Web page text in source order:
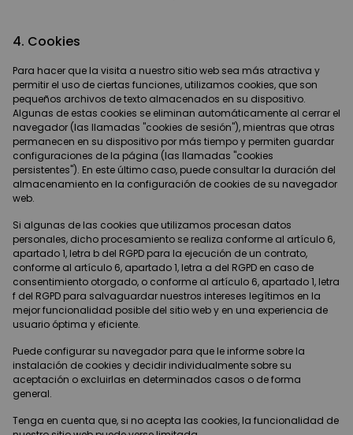
4. Cookies
Para hacer que la visita a nuestro sitio web sea más atractiva y
permitir el uso de ciertas funciones, utilizamos cookies, que son
pequeños archivos de texto almacenados en su dispositivo.
Algunas de estas cookies se eliminan automáticamente al cerrar el
navegador (las llamadas "cookies de sesión"), mientras que otras
permanecen en su dispositivo por más tiempo y permiten guardar
configuraciones de la página (las llamadas "cookies
persistentes"). En este último caso, puede consultar la duración del
almacenamiento en la configuración de cookies de su navegador
web.
Si algunas de las cookies que utilizamos procesan datos
personales, dicho procesamiento se realiza conforme al artículo 6,
apartado 1, letra b del RGPD para la ejecución de un contrato,
conforme al artículo 6, apartado 1, letra a del RGPD en caso de
consentimiento otorgado, o conforme al artículo 6, apartado 1, letra
f del RGPD para salvaguardar nuestros intereses legítimos en la
mejor funcionalidad posible del sitio web y en una experiencia de
usuario óptima y eficiente.
Puede configurar su navegador para que le informe sobre la
instalación de cookies y decidir individualmente sobre su
aceptación o excluirlas en determinados casos o de forma
general.
Tenga en cuenta que, si no acepta las cookies, la funcionalidad de